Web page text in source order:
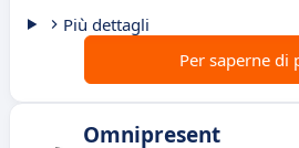
Più dettagli
Per saperne di
Omnipresent